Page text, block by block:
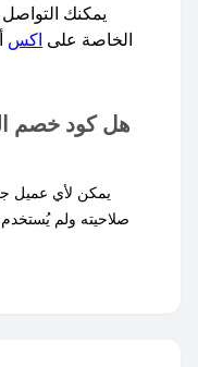
يمكنك
الخاصة على اكس
هل كود خصم
يمكن لأي عميل
صلاحيته ولم